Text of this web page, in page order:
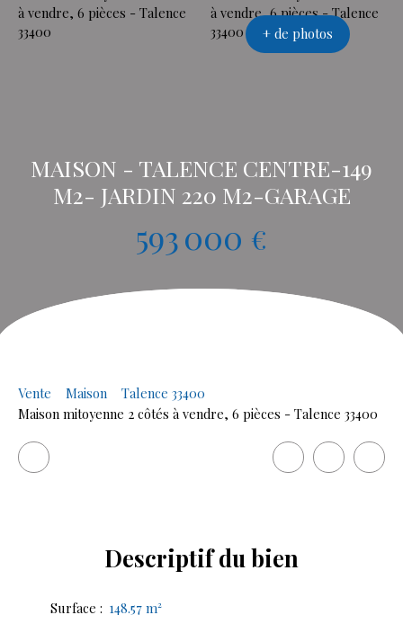
+ de photos
MAISON - TALENCE CENTRE-149
M2- JARDIN 220 M2-GARAGE
593 000 €
Vente Maison
Talence 33400
Maison mitoyenne 2 côtés à vendre, 6 pièces - Talence 33400
Descriptifdu bien
Surface : 148.57 m²